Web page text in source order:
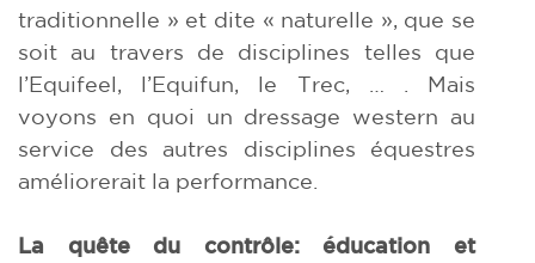
traditionnelle » et dite « naturelle », que se
soit au travers de disciplines telles que
l’Equifeel, l’Equifun, le Trec, … . Mais
voyons en quoi un dressage western au
service des autres disciplines équestres
améliorerait la performance.
La quête du contrôle: éducation et